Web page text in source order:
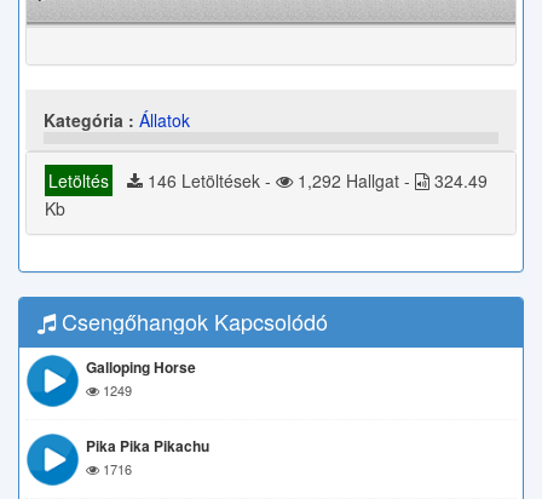
Kategória : Állatok
Letöltés 146 Letöltések - 1,292 Hallgat -
324.49
Kb
Csengőhangok Kapcsolódó
Galloping Horse
1249
Pika Pika Pikachu
1716